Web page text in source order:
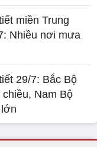
miền Trung
Nhiều nơi mưa
29/7: Bắc Bộ
Nam Bộ